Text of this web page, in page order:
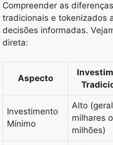
Compreender as
tradicionais e tokenizados
decisões informadas.
direta:
Aspecto
Investimento
Mínimo
Alto
milhares
milhões)